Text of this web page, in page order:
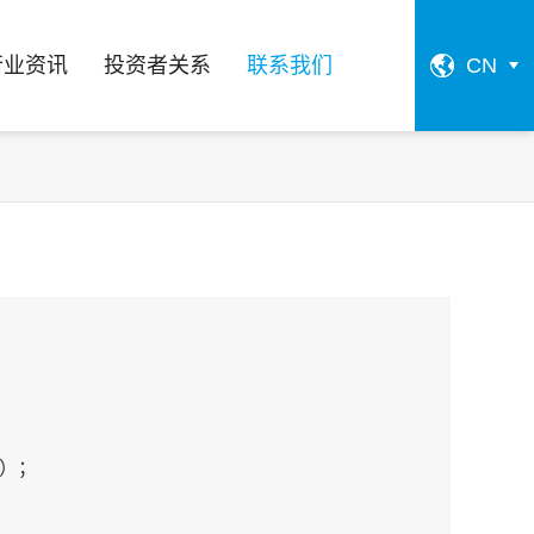
CN
资讯 投资者关系 联系我们
；